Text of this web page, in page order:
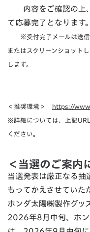
内容をご確認の上、
て応募完了となります。
※受付完了メールは送信
またはスクリーンショット
します。
＜推奨環境＞ https://
※詳細については、上記
ください。
＜当選のご案内
当選発表は厳正なる抽
もってかえさせていた
ホンダ太陽㈱製作グッ
2026年8月中旬、ホン